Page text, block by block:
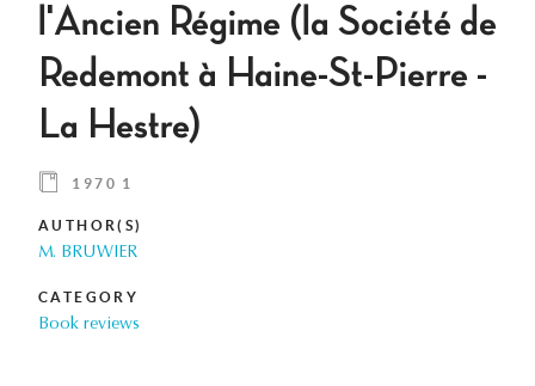
l'Ancien Régime (la Société de
Redemont à Haine-St-Pierre -
La Hestre)
1970 1
AUTHOR(S)
M. BRUWIER
CATEGORY
Book reviews